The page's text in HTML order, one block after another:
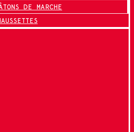
DE MARCHE